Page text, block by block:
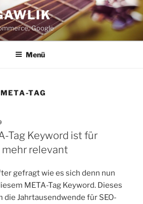
Google
Menü
META-TAG
Tag Keyword ist für
mehr relevant
gefragt wie es sich denn nun
META-Tag Keyword. Dieses
die Jahrtausendwende für SEO-